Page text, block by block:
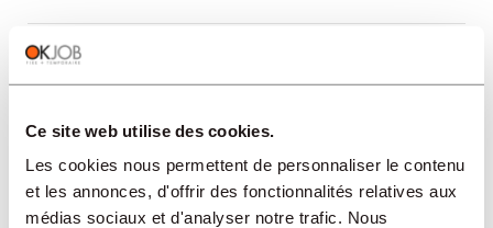
Ce site web utilise des cookies.
Les cookies nous permettent de personnaliser le contenu
et les annonces, d'offrir des fonctionnalités relatives aux
médias sociaux et d'analyser notre trafic. Nous
LANGUE
Bâtiment/Construction/Travaux publics
offres dans d'autres régions :
Offres d'emploi